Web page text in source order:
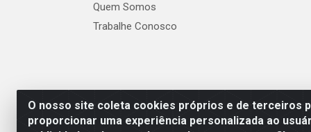
O nosso site coleta cookies próprios e de terceiros
proporcionar uma experiência personalizada ao
Quem Somos
Trabalhe Conosco